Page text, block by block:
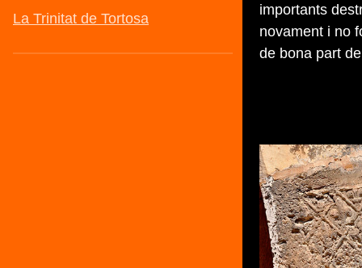
importants
novament i no
de bona part